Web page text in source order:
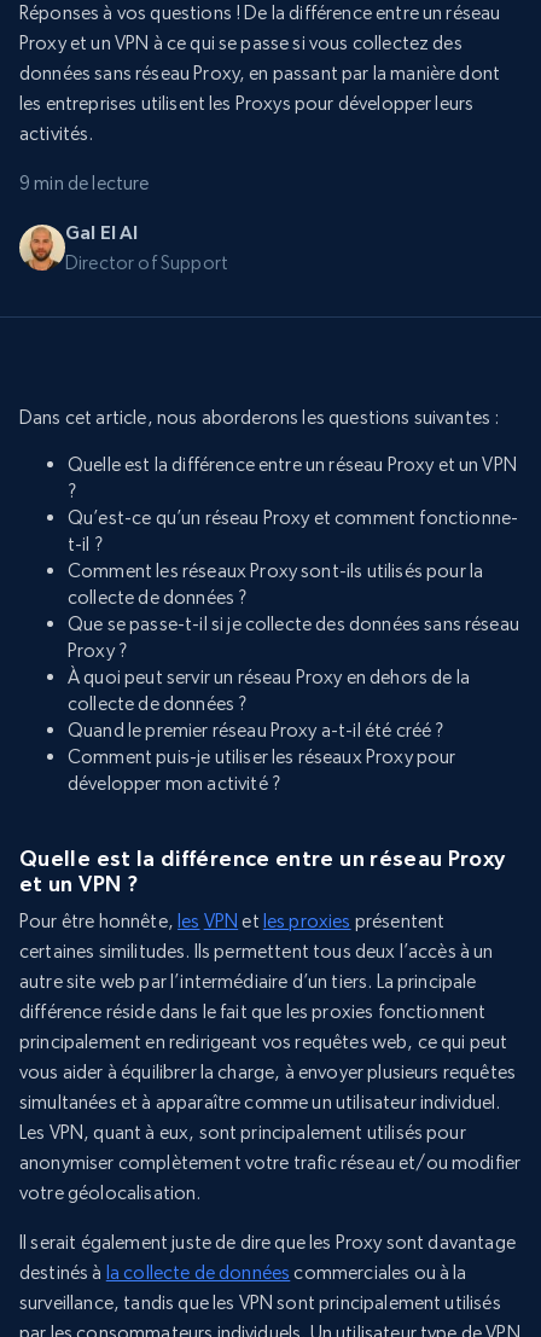
Réponses à vos questions ! De la différence entre un réseau
Proxy et un VPN à ce qui se passe si vous collectez des
données sans réseau Proxy, en passant par la manière dont
les entreprises utilisent les Proxys pour développer leurs
activités.
9 min de lecture
Gal El Al
Director of Support
Dans cet article, nous aborderons les questions suivantes :
Quelle est la différence entre un réseau Proxy et un VPN
?
Qu’est-ce qu’un réseau Proxy et comment fonctionne-
t-il ?
Comment les réseaux Proxy sont-ils utilisés pour la
collecte de données ?
Que se passe-t-il si je collecte des données sans réseau
Proxy ?
À quoi peut servir un réseau Proxy en dehors de la
collecte de données ?
Quand le premier réseau Proxy a-t-il été créé ?
Comment puis-je utiliser les réseaux Proxy pour
développer mon activité ?
Quelle est la différence entre un réseau Proxy
et un VPN ?
Pour être honnête, les VPN et les proxies présentent
certaines similitudes. Ils permettent tous deux l’accès à un
autre site web par l’intermédiaire d’un tiers. La principale
différence réside dans le fait que les proxies fonctionnent
principalement en redirigeant vos requêtes web, ce qui peut
vous aider à équilibrer la charge, à envoyer plusieurs requêtes
simultanées et à apparaître comme un utilisateur individuel.
Les VPN, quant à eux, sont principalement utilisés pour
anonymiser complètement votre trafic réseau et/ou modifier
votre géolocalisation.
Il serait également juste de dire que les Proxy sont davantage
destinés à la collecte de données commerciales ou à la
surveillance, tandis que les VPN sont principalement utilisés